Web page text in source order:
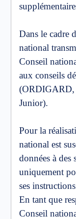
Dans le cadre
national
Conseil
aux conseils
Junior).
Pour la
national est
données à
uniquement
ses
En tant que
Conseil